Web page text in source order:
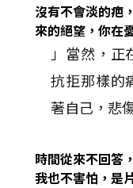
沒有不會淡的疤
來的絕望，你在
」當然，正
抗拒那樣的
著自己，悲
時間從來不回答
我也不害怕，是